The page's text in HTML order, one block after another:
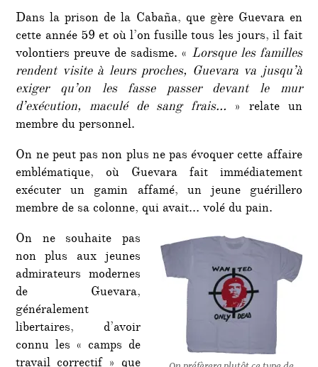
Dans la prison de la Cabaña, que gère Guevara en
cette année 59 et où l’on fusille tous les jours, il fait
volontiers preuve de sadisme. « Lorsque les familles
rendent visite à leurs proches, Guevara va jusqu’à
exiger qu’on les fasse passer devant le mur
d’exécution, maculé de sang frais… » relate un
membre du personnel.
On ne peut pas non plus ne pas évoquer cette affaire
emblématique, où Guevara fait immédiatement
exécuter un gamin affamé, un jeune guérillero
membre de sa colonne, qui avait… volé du pain.
On ne souhaite pas
non plus aux jeunes
admirateurs modernes
de Guevara,
généralement
libertaires, d’avoir
connu les « camps de